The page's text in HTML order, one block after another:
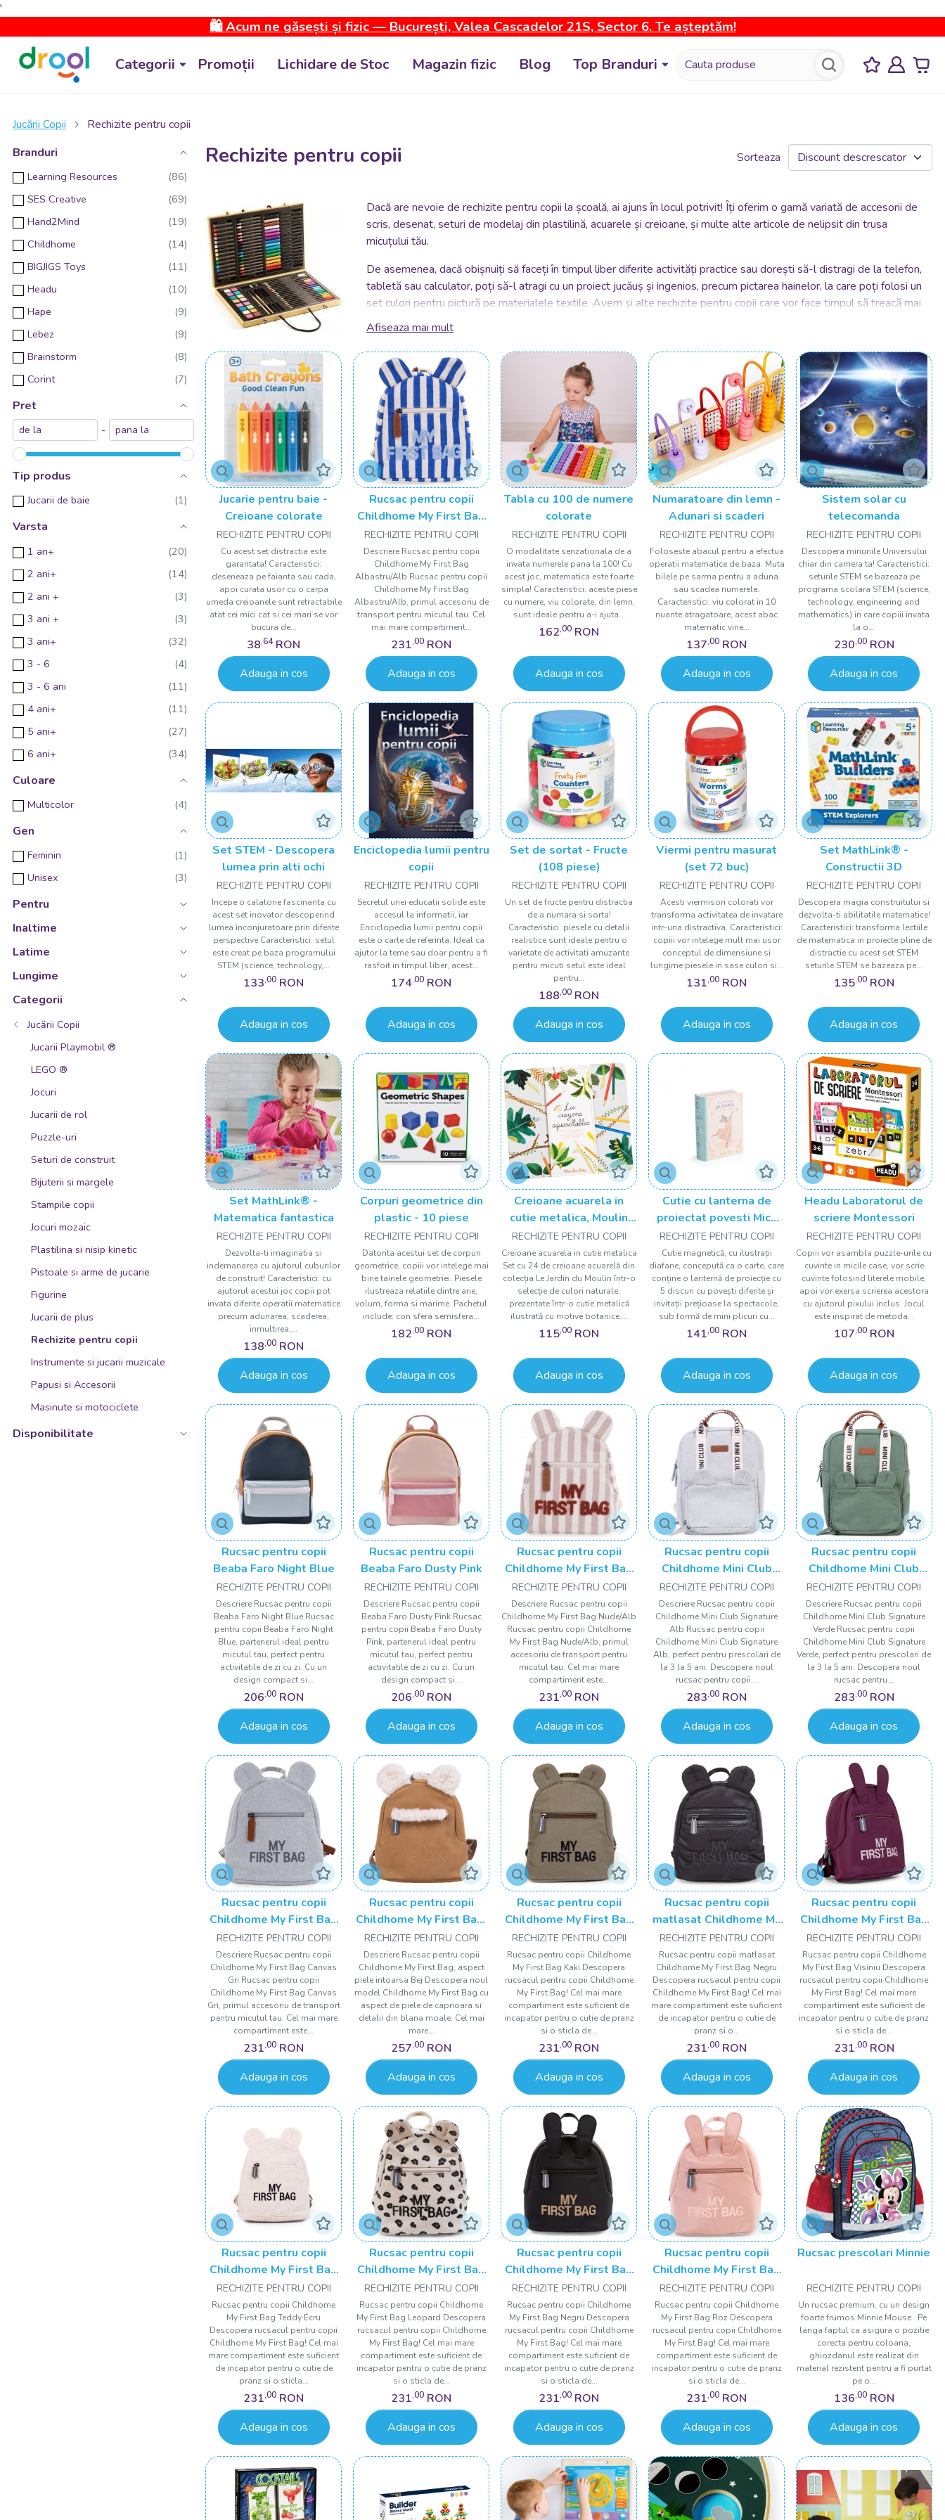
'
🛍️ Acum ne găsești și fizic — București, Valea Cascadelor 21S, Sector 6. Te așteptăm!
Categorii Promoții Lichidare de Stoc Magazin fizic Blog Top Branduri
Jucării Copii
Rechizite pentru copii
Branduri
Learning Resources
SES Creative
Hand2Mind
Childhome
BIGJIGS Toys
Headu
Hape
Lebez
Brainstorm
Corint
Djeco
GIRASOL
Egmont toys
Hubelino
MARTINELIA
Moulin Roty
Svoora
Topbright
Totum
ArtGreco Desen
Bufnitel
Grafix
LISCIANI
Simba
Starpak
TOBAR
XOBrainer
Pret
-
Tip produs
Jucarii de baie
Varsta
1 an+
2 ani+
2 ani +
3 ani +
3 ani+
3 - 6
3 - 6 ani
4 ani+
5 ani+
6 ani+
6 - 9
6 - 9 Ani
Culoare
Multicolor
Gen
Feminin
Unisex
Pentru
Inaltime
Latime
Lungime
Categorii
Jucării Copii
Jucarii Playmobil ®
LEGO ®
Jocuri
Jucarii de rol
Puzzle-uri
Seturi de construit
Bijuterii si margele
Stampile copii
Jocuri mozaic
Plastilina si nisip kinetic
Pistoale si arme de jucarie
Figurine
Jucarii de plus
Rechizite pentru copii
Instrumente si jucarii muzicale
Papusi si Accesorii
Masinute si motociclete
Disponibilitate
Rechizite pentru copii Sorteaza
Dacă are nevoie de rechizite pentru copii la școală, ai ajuns în locul potrivit! Îți oferim o gamă variată de accesorii de
scris, desenat, seturi de modelaj din plastilină, acuarele și creioane, și multe alte articole de nelipsit din trusa
micuțului tău.
De asemenea, dacă obișnuiți să faceți în timpul liber diferite activități practice sau dorești să-l distragi de la telefon,
tabletă sau calculator, poți să-l atragi cu un proiect jucăuș și ingenios, precum pictarea hainelor, la care poți folosi un
set culori pentru pictură pe materialele textile. Avem și alte rechizite pentru copii care vor face timpul să treacă mai
repede, precum sunt decorațiunile de pictat, posterele de răzuit, tabletă de scris copii și tabletă de desenat, kit de
desenat cu cretă și multe altele.
Rechizite pentru copii necesare la școală
În funcție de vârsta copilului, itinerariul pentru școală va fi extrem de bogat. Copilul trebuie să învețe să fie organizat,
lucru pe care și-l poate însuși prin intermediul unui
rucsac Djeco
sau a unor gentuțe simpatice pe care le poate folosi
la plimbare. Dar de ajutor vor fi și multitudinea de penare unisex simpatice pe care și le pot echipa cu creioane
colorate, foarfece, markere etc. Avem atât rechizite destinate băieților, rechizite pentru fete, dar și rechizite unisex,
respectiv rechizite pentru adulți.
Rechizite pentru copii care stimulează joaca
Branduri de top precum Djeco, Fridolin, Girasol, AS, Grafix și multe altele sunt la un click distanță pe drool.ro. Cu
ajutorul lor le poți stimula dorința de joacă și să-i ajuți să descopere noi activități recreative care-i conectează cu toţi
membrii familiei sau cu alți copii. La nivel individual, covorașele lavabile pentru desen, activitățile cu numere și forme,
atelierele creative de desenat sub apă și numai, vor dezvolta involuntar abilitățile lor senzoriale și îi vor ajuta să fie
cea mai bună versiune a lor.
Afiseaza mai mult
Jucarie pentru baie -
Creioane colorate
RECHIZITE PENTRU COPII
Cu acest set distractia este
garantata! Caracteristici:
deseneaza pe faianta sau cada,
apoi curata usor cu o carpa
umeda creioanele sunt retractabile
atat cei mici cat si cei mari se vor
bucura de...
38,64 RON
Adauga in cos
Rucsac pentru copii
Childhome My First Bag
Albastru Alb
RECHIZITE PENTRU COPII
Descriere Rucsac pentru copii
Childhome My First Bag
Albastru/Alb Rucsac pentru copii
Childhome My First Bag
Albastru/Alb, primul accesoriu de
transport pentru micutul tau. Cel
mai mare compartiment...
231,00 RON
Adauga in cos
Tabla cu 100 de numere
colorate
RECHIZITE PENTRU COPII
O modalitate senzationala de a
invata numerele pana la 100! Cu
acest joc, matematica este foarte
simpla! Caracteristici: aceste piese
cu numere, viu colorate, din lemn,
sunt ideale pentru a-i ajuta...
162,00 RON
Adauga in cos
Numaratoare din lemn -
Adunari si scaderi
RECHIZITE PENTRU COPII
Foloseste abacul pentru a efectua
operatii matematice de baza. Muta
bilele pe sarma pentru a aduna
sau scadea numerele.
Caracteristici: viu colorat in 10
nuante atragatoare, acest abac
matematic vine...
137,00 RON
Adauga in cos
Sistem solar cu
telecomanda
RECHIZITE PENTRU COPII
Descopera minunile Universului
chiar din camera ta! Caracteristici:
seturile STEM se bazeaza pe
programa scolara STEM (science,
technology, engineering and
mathematics) in care copiii invata
la o...
230,00 RON
Adauga in cos
Set STEM - Descopera
lumea prin alti ochi
RECHIZITE PENTRU COPII
Incepe o calatorie fascinanta cu
acest set inovator descoperind
lumea inconjuratoare prin diferite
perspective Caracteristici: setul
este creat pe baza programului
STEM (science, technology,...
133,00 RON
Adauga in cos
Enciclopedia lumii pentru
copii
RECHIZITE PENTRU COPII
Secretul unei educatii solide este
accesul la informatii, iar
Enciclopedia lumii pentru copii
este o carte de referinta. Ideal ca
ajutor la teme sau doar pentru a fi
rasfoit in timpul liber, acest...
174,00 RON
Adauga in cos
Set de sortat - Fructe
(108 piese)
RECHIZITE PENTRU COPII
Un set de fructe pentru distractia
de a numara si sorta!
Caracteristici: piesele cu detalii
realistice sunt ideale pentru o
varietate de activitati amuzante
pentru micuti setul este ideal
pentru...
188,00 RON
Adauga in cos
Viermi pentru masurat
(set 72 buc)
RECHIZITE PENTRU COPII
Acesti viermisori colorati vor
transforma activitatea de invatare
intr-una distractiva. Caracteristici:
copiii vor intelege mult mai usor
conceptul de dimensiune si
lungime piesele in sase culori si...
131,00 RON
Adauga in cos
Set MathLink® -
Constructii 3D
RECHIZITE PENTRU COPII
Descopera magia construitului si
dezvolta-ti abilitatile matematice!
Caracteristici: transforma lectiile
de matematica in proiecte pline de
distractie cu acest set STEM
seturile STEM se bazeaza pe...
135,00 RON
Adauga in cos
Set MathLink® -
Matematica fantastica
RECHIZITE PENTRU COPII
Dezvolta-ti imaginatia si
indemanarea cu ajutorul cuburilor
de construit! Caracteristici: cu
ajutorul acestui joc copii pot
invata diferite operatii matematice
precum adunarea, scaderea,
inmultirea,...
138,00 RON
Adauga in cos
Corpuri geometrice din
plastic - 10 piese
RECHIZITE PENTRU COPII
Datorita acestui set de corpuri
geometrice, copiii vor intelege mai
bine tainele geometriei. Piesele
ilustreaza relatiile dintre arie,
volum, forma si marime. Pachetul
include: con sfera semisfera...
182,00 RON
Adauga in cos
Creioane acuarela in
cutie metalica, Moulin
Roty
RECHIZITE PENTRU COPII
Creioane acuarela in cutie metalica
Set cu 24 de creioane acuarelă din
colecția Le Jardin du Moulin într-o
selecție de culori naturale,
prezentate într-o cutie metalică
ilustrată cu motive botanice....
115,00 RON
Adauga in cos
Cutie cu lanterna de
proiectat povesti Mica
scoala de dans, Moulin
Roty
RECHIZITE PENTRU COPII
Cutie magnetică, cu ilustrații
diafane, concepută ca o carte, care
conține o lanternă de proiecție cu
5 discuri cu povești diferite și
invitații prețioase la spectacole,
sub formă de mini plicuri cu...
141,00 RON
Adauga in cos
Headu Laboratorul de
scriere Montessori
RECHIZITE PENTRU COPII
Copiii vor asambla puzzle-urile cu
cuvinte in micile case, vor scrie
cuvinte folosind literele mobile,
apoi vor exersa scrierea acestora
cu ajutorul pixului inclus. Jocul
este inspirat de metoda...
107,00 RON
Adauga in cos
Rucsac pentru copii
Beaba Faro Night Blue
RECHIZITE PENTRU COPII
Descriere Rucsac pentru copii
Beaba Faro Night Blue Rucsac
pentru copii Beaba Faro Night
Blue, partenerul ideal pentru
micutul tau, perfect pentru
activitatile de zi cu zi. Cu un
design compact si...
206,00 RON
Adauga in cos
Rucsac pentru copii
Beaba Faro Dusty Pink
RECHIZITE PENTRU COPII
Descriere Rucsac pentru copii
Beaba Faro Dusty Pink Rucsac
pentru copii Beaba Faro Dusty
Pink, partenerul ideal pentru
micutul tau, perfect pentru
activitatile de zi cu zi. Cu un
design compact si...
206,00 RON
Adauga in cos
Rucsac pentru copii
Childhome My First Bag
Nude Alb
RECHIZITE PENTRU COPII
Descriere Rucsac pentru copii
Childhome My First Bag Nude/Alb
Rucsac pentru copii Childhome
My First Bag Nude/Alb, primul
accesoriu de transport pentru
micutul tau. Cel mai mare
compartiment este...
231,00 RON
Adauga in cos
Rucsac pentru copii
Childhome Mini Club
Signature Alb
RECHIZITE PENTRU COPII
Descriere Rucsac pentru copii
Childhome Mini Club Signature
Alb Rucsac pentru copii
Childhome Mini Club Signature
Alb, perfect pentru prescolari de
la 3 la 5 ani. Descopera noul
rucsac pentru copii...
283,00 RON
Adauga in cos
Rucsac pentru copii
Childhome Mini Club
Signature Verde
RECHIZITE PENTRU COPII
Descriere Rucsac pentru copii
Childhome Mini Club Signature
Verde Rucsac pentru copii
Childhome Mini Club Signature
Verde, perfect pentru prescolari de
la 3 la 5 ani. Descopera noul
rucsac pentru...
283,00 RON
Adauga in cos
Rucsac pentru copii
Childhome My First Bag
Canvas Gri
RECHIZITE PENTRU COPII
Descriere Rucsac pentru copii
Childhome My First Bag Canvas
Gri Rucsac pentru copii
Childhome My First Bag Canvas
Gri, primul accesoriu de transport
pentru micutul tau. Cel mai mare
compartiment este...
231,00 RON
Adauga in cos
Rucsac pentru copii
Childhome My First Bag,
aspect piele intoarsa Bej
RECHIZITE PENTRU COPII
Descriere Rucsac pentru copii
Childhome My First Bag, aspect
piele intoarsa Bej Descopera noul
model Childhome My First Bag cu
aspect de piele de caprioara si
detalii din blana moale. Cel mai
mare...
257,00 RON
Adauga in cos
Rucsac pentru copii
Childhome My First Bag
Kaki
RECHIZITE PENTRU COPII
Rucsac pentru copii Childhome
My First Bag Kaki Descopera
rucsacul pentru copii Childhome
My First Bag! Cel mai mare
compartiment este suficient de
incapator pentru o cutie de pranz
si o sticla de...
231,00 RON
Adauga in cos
Rucsac pentru copii
matlasat Childhome My
First Bag Negru
RECHIZITE PENTRU COPII
Rucsac pentru copii matlasat
Childhome My First Bag Negru
Descopera rucsacul pentru copii
Childhome My First Bag! Cel mai
mare compartiment este suficient
de incapator pentru o cutie de
pranz si o...
231,00 RON
Adauga in cos
Rucsac pentru copii
Childhome My First Bag
Visiniu
RECHIZITE PENTRU COPII
Rucsac pentru copii Childhome
My First Bag Visiniu Descopera
rucsacul pentru copii Childhome
My First Bag! Cel mai mare
compartiment este suficient de
incapator pentru o cutie de pranz
si o sticla de...
231,00 RON
Adauga in cos
Rucsac pentru copii
Childhome My First Bag
Teddy Ecru
RECHIZITE PENTRU COPII
Rucsac pentru copii Childhome
My First Bag Teddy Ecru
Descopera rucsacul pentru copii
Childhome My First Bag! Cel mai
mare compartiment este suficient
de incapator pentru o cutie de
pranz si o sticla...
231,00 RON
Adauga in cos
Rucsac pentru copii
Childhome My First Bag
Leopard
RECHIZITE PENTRU COPII
Rucsac pentru copii Childhome
My First Bag Leopard Descopera
rucsacul pentru copii Childhome
My First Bag! Cel mai mare
compartiment este suficient de
incapator pentru o cutie de pranz
si o sticla de...
231,00 RON
Adauga in cos
Rucsac pentru copii
Childhome My First Bag
Negru
RECHIZITE PENTRU COPII
Rucsac pentru copii Childhome
My First Bag Negru Descopera
rucsacul pentru copii Childhome
My First Bag! Cel mai mare
compartiment este suficient de
incapator pentru o cutie de pranz
si o sticla de...
231,00 RON
Adauga in cos
Rucsac pentru copii
Childhome My First Bag
Roz
RECHIZITE PENTRU COPII
Rucsac pentru copii Childhome
My First Bag Roz Descopera
rucsacul pentru copii Childhome
My First Bag! Cel mai mare
compartiment este suficient de
incapator pentru o cutie de pranz
si o sticla de...
231,00 RON
Adauga in cos
Rucsac prescolari Minnie
RECHIZITE PENTRU COPII
Un rucsac premium, cu un design
foarte frumos Minnie Mouse . Pe
langa faptul ca asigura o pozitie
corecta pentru coloana,
ghiozdanul este realizat din
material rezistent pentru a fi purtat
pe o...
136,00 RON
Adauga in cos